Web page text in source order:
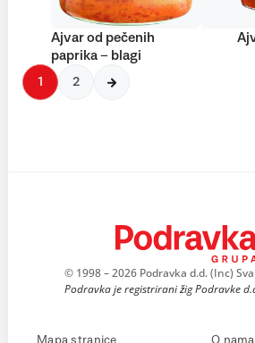
Ajvar od pečenih
paprika – blagi
1 2
© 1998 – 2026 Podravka d.d. (Inc)
Podravka je registrirani žig Podravke
Mapa stranice O nama